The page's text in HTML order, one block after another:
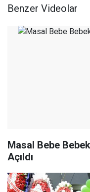
Benzer Videolar
Masal Bebe
Açıldı